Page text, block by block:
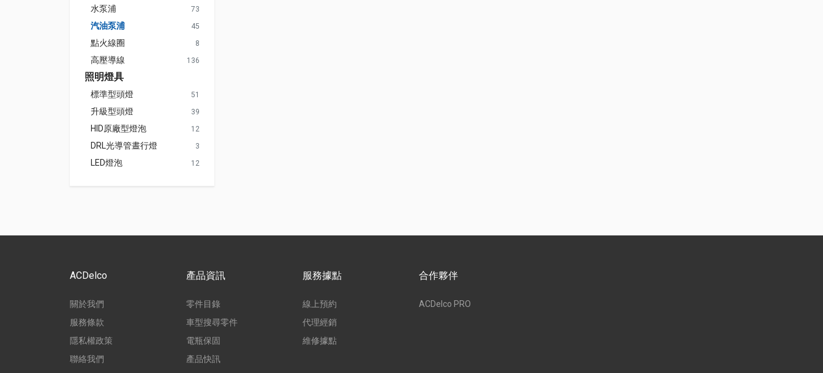
水泵浦 73
汽油泵浦 45
點火線圈 8
高壓導線 136
照明燈具
標準型頭燈 51
升級型頭燈 39
HID原廠型燈泡 12
DRL光導管晝行燈 3
LED燈泡 12
ACDelco
關於我們
服務條款
隱私權政策
聯絡我們
產品資訊
零件目錄
車型搜尋零件
電瓶保固
產品快訊
服務據點
線上預約
代理經銷
維修據點
合作夥伴
ACDelco PRO